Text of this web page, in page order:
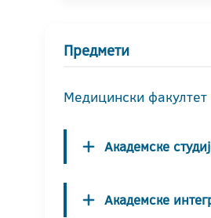
Предмети
Медицински факултет
Академске
Академске